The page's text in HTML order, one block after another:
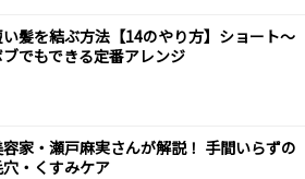
髪を結ぶ方法【14のやり方】ショート～
でもできる定番アレンジ
家・瀬戸麻実さんが解説！ 手間いらずの
穴・くすみケア